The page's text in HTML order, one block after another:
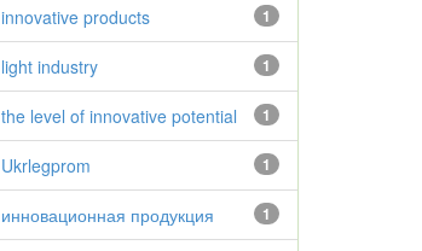
1
innovative products
1
light industry
1
the level of innovative potential
1
Ukrlegprom
1
инновационная продукция